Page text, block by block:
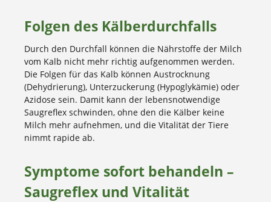
Folgen des Kälberdurchfalls
Durch den Durchfall können die Nährstoffe der Milch
vom Kalb nicht mehr richtig aufgenommen werden.
Die Folgen für das Kalb können Austrocknung
(Dehydrierung), Unterzuckerung (Hypoglykämie) oder
Azidose sein. Damit kann der lebensnotwendige
Saugreflex schwinden, ohne den die Kälber keine
Milch mehr aufnehmen, und die Vitalität der Tiere
nimmt rapide ab.
Symptome sofort behandeln –
Saugreflex und Vitalität